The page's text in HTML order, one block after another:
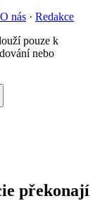
O nás · Redakce
pouze k
nebo
překonají